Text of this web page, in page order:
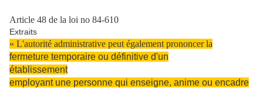
Article 48 de la loi no 84-610
Extraits
« L'autorité administrative peut également prononcer la
fermeture temporaire ou définitive d'un
établissement
employant une personne qui enseigne, anime ou encadre